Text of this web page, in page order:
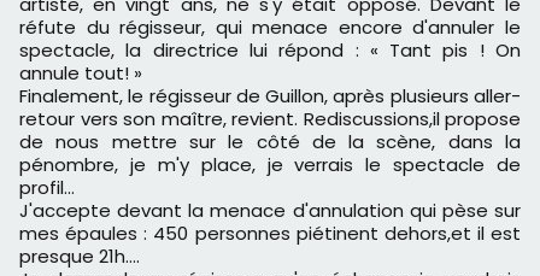
réfute du régisseur, qui menace encore d'annuler le
spectacle, la directrice lui répond : « Tant pis ! On
annule tout! »
Finalement, le régisseur de Guillon, après plusieurs aller-
retour vers son maître, revient. Rediscussions,il propose
de nous mettre sur le côté de la scène, dans la
pénombre, je m'y place, je verrais le spectacle de
profil...
J'accepte devant la menace d'annulation qui pèse sur
mes épaules : 450 personnes piétinent dehors,et il est
presque 21h....